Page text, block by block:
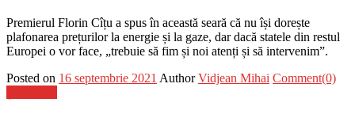
Premierul Florin Cîțu a spus în această seară că nu își dorește
plafonarea prețurilor la energie și la gaze, dar dacă statele din restul
Europei o vor face, „trebuie să fim și noi atenți și să intervenim”.
Posted on 16 septembrie 2021 Author Vidjean Mihai Comment(0)